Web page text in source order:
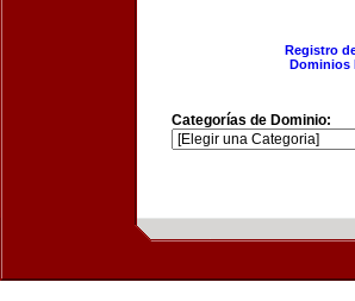
Registro
Dominios
Categorías de Dominio: